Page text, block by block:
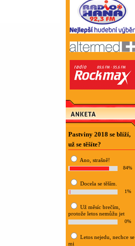
Pastviny 2018 se blíží,
už se těšíte?
Ano, strašně!
84%
Docela se těším.
1%
Už měsíc brečím,
protože letos nemůžu jet
0%
Letos nejedu, nechce se
mi